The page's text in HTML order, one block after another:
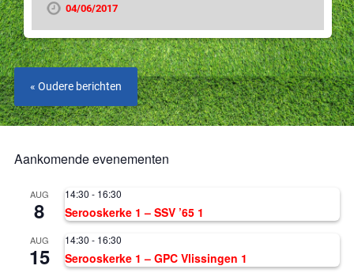
04/06/2017
« Oudere berichten
Aankomende evenementen
AUG
8
14:30 - 16:30
Serooskerke 1 – SSV ’65 1
AUG
15
14:30 - 16:30
Serooskerke 1 – GPC Vlissingen 1